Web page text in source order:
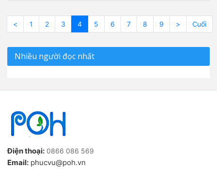
< 1 2 3 4 5 6 7 8 9 > Cuối
Nhiều người đọc nhất
Điện thoại: 0866 086 569
Email: phucvu@poh.vn